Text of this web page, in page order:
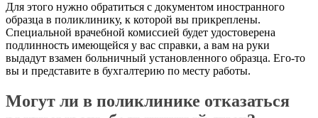
Для этого нужно обратиться с документом иностранного
образца в поликлинику, к которой вы прикреплены.
Специальной врачебной комиссией будет удостоверена
подлинность имеющейся у вас справки, а вам на руки
выдадут взамен больничный установленного образца. Его-то
вы и представите в бухгалтерию по месту работы.
Могут ли в поликлинике отказаться